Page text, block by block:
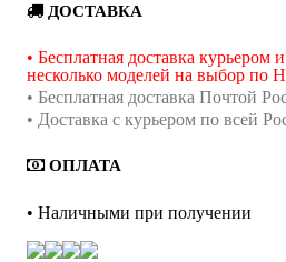
ДОСТАВКА
• Бесплатная доставка курьером
несколько моделей на выбор по
• Бесплатная доставка Почтой
• Доставка с курьером по всей
ОПЛАТА
• Наличными при получении